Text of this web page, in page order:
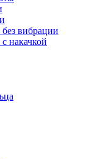
вибрации
накачкой